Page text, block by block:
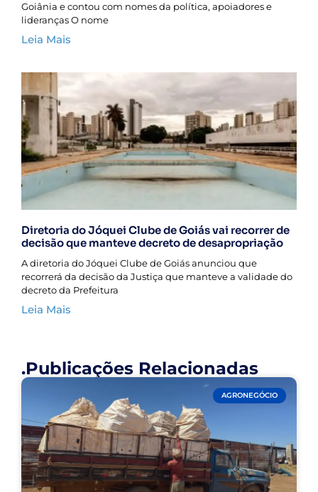
Goiânia e contou com nomes da política, apoiadores e
lideranças O nome
Leia Mais
Diretoria do Jóquei Clube de Goiás vai recorrer de
decisão que manteve decreto de desapropriação
A diretoria do Jóquei Clube de Goiás anunciou que
recorrerá da decisão da Justiça que manteve a validade do
decreto da Prefeitura
Leia Mais
.Publicações Relacionadas
AGRONEGÓCIO